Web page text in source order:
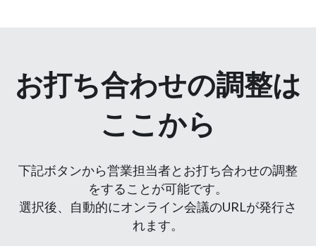
お打ち合わせの調整は
ここから
下記ボタンから営業担当者とお打ち合わせの調整
をすることが可能です。
選択後、自動的にオンライン会議のURLが発行さ
れます。